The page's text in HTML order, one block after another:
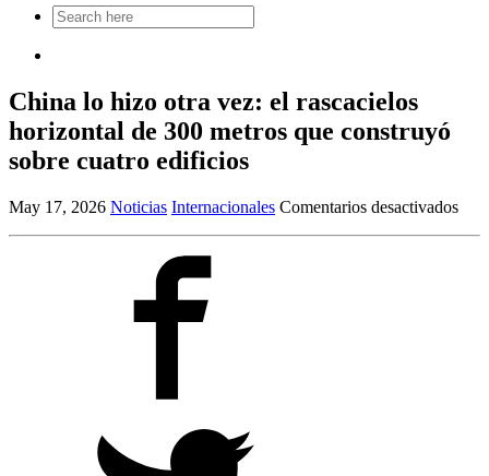
Search
for:
China lo hizo otra vez: el rascacielos
horizontal de 300 metros que construyó
sobre cuatro edificios
May 17, 2026 Noticias Internacionales Comentarios desactivadosen